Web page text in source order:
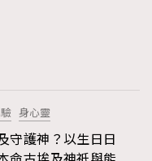
身心靈
守護神？以生日日